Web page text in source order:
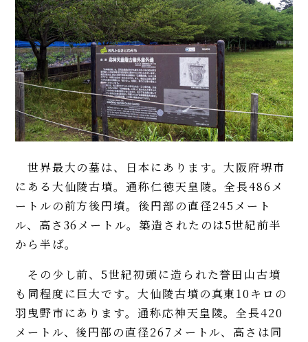
世界最大の墓は、日本にあります。大阪府堺市
にある大仙陵古墳。通称仁徳天皇陵。全長486メ
ートルの前方後円墳。後円部の直径245メート
ル、高さ36メートル。築造されたのは5世紀前半
から半ば。
その少し前、5世紀初頭に造られた誉田山古墳
も同程度に巨大です。大仙陵古墳の真東10キロの
羽曳野市にあります。通称応神天皇陵。全長420
メートル、後円部の直径267メートル、高さは同